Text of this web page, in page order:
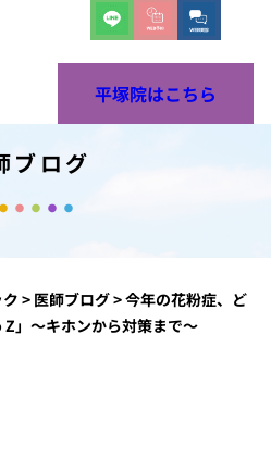
平塚院はこちら
ブログ
> 医師ブログ>今年の花粉症、ど
」～キホンから対策まで～